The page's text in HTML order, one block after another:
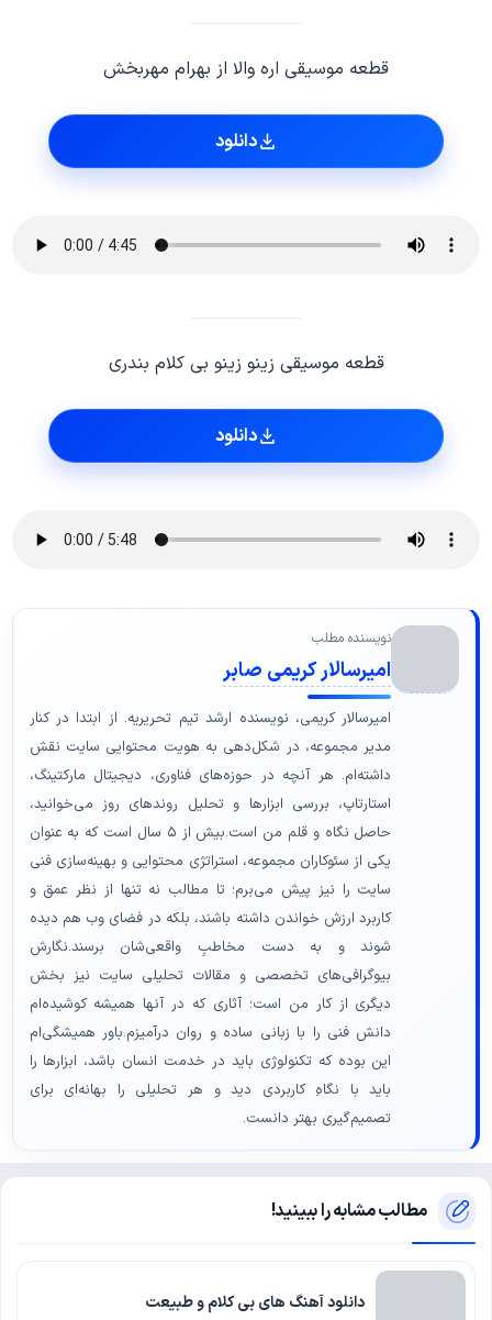
قطعه موسیقی اره والا از بهرام مهربخش
دانلود
قطعه موسیقی زینو زینو بی کلام بندری
دانلود
نویسنده مطلب
امیرسالار کریمی صابر
امیرسالار کریمی، نویسنده ارشد تیم تحریریه. از ابتدا در کنار
مدیر مجموعه، در شکل‌دهی به هویت محتوایی سایت نقش
داشته‌ام. هر آنچه در حوزه‌های فناوری، دیجیتال مارکتینگ،
استارتاپ، بررسی ابزارها و تحلیل روندهای روز می‌خوانید،
حاصل نگاه و قلم من است.بیش از ۵ سال است که به عنوان
یکی از سئوکاران مجموعه، استراتژی محتوایی و بهینه‌سازی فنی
سایت را نیز پیش می‌برم؛ تا مطالب نه تنها از نظر عمق و
کاربرد ارزش خواندن داشته باشند، بلکه در فضای وب هم دیده
شوند و به دست مخاطبِ واقعی‌شان برسند.نگارش
بیوگرافی‌های تخصصی و مقالات تحلیلی سایت نیز بخش
دیگری از کار من است؛ آثاری که در آنها همیشه کوشیده‌ام
دانش فنی را با زبانی ساده و روان درآمیزم.باور همیشگی‌ام
این بوده که تکنولوژی باید در خدمت انسان باشد، ابزارها را
باید با نگاهِ کاربردی دید و هر تحلیلی را بهانه‌ای برای
تصمیم‌گیری بهتر دانست.
مطالب مشابه را ببینید!
دانلود آهنگ های بی کلام و طبیعت